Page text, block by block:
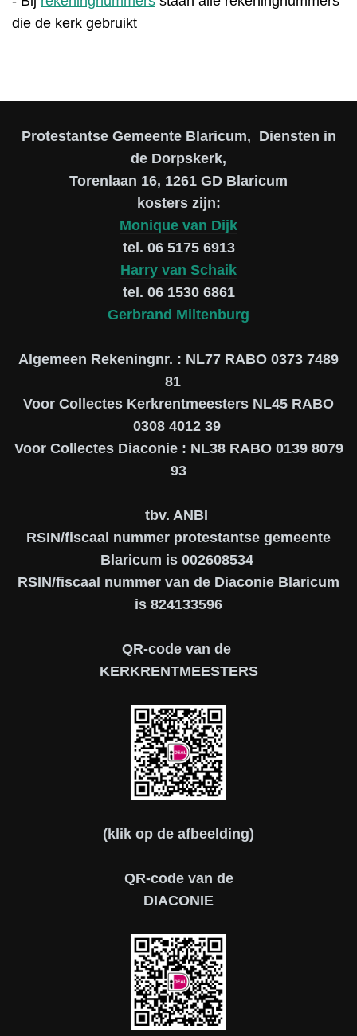
die de kerk gebruikt
Protestantse Gemeente Blaricum, Diensten in
de Dorpskerk,
Torenlaan 16, 1261 GD Blaricum
kosters zijn:
Monique van Dijk
tel. 06 5175 6913
Harry van Schaik
tel. 06 1530 6861
Gerbrand Miltenburg
Algemeen Rekeningnr. : NL77 RABO 0373 7489
81
Voor Collectes Kerkrentmeesters NL45 RABO
0308 4012 39
Voor Collectes Diaconie : NL38 RABO 0139 8079
93
tbv. ANBI
RSIN/fiscaal nummer protestantse gemeente
Blaricum is 002608534
RSIN/fiscaal nummer van de Diaconie Blaricum
is 824133596
QR-code van de
KERKRENTMEESTERS
(klik op de afbeelding)
QR-code van de
DIACONIE